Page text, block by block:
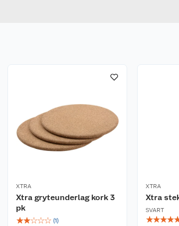
XTRA
Xtra gryteunderlag kork 3
pk
☆☆☆☆☆ (1)
XTRA
Xtra
SVART
☆☆☆☆